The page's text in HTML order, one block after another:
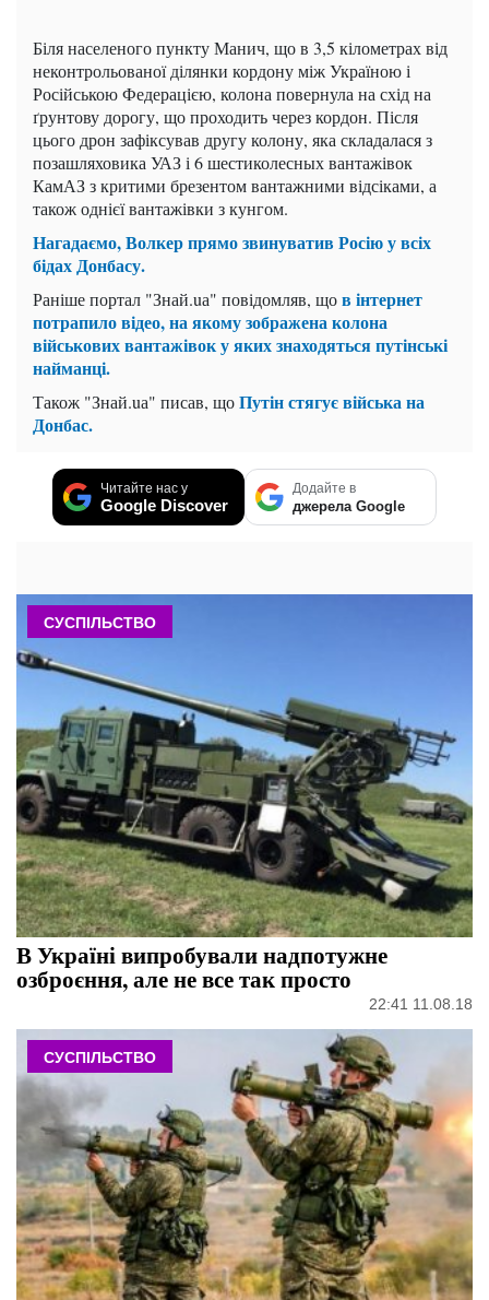
Біля населеного пункту Манич, що в 3,5 кілометрах від
неконтрольованої ділянки кордону між Україною і
Російською Федерацією, колона повернула на схід на
ґрунтову дорогу, що проходить через кордон. Після
цього дрон зафіксував другу колону, яка складалася з
позашляховика УАЗ і 6 шестиколесных вантажівок
КамАЗ з критими брезентом вантажними відсіками, а
також однієї вантажівки з кунгом.
Нагадаємо, Волкер прямо звинуватив Росію у всіх
бідах Донбасу.
Раніше портал "Знай.uа" повідомляв, щов інтернет
потрапило відео, на якому зображена колона
військових вантажівок у яких знаходяться путінські
найманці.
Також "Знай.uа" писав, щоПутін стягує війська на
Донбас.
Читайте нас у
Google Discover
Додайте в
джерела Google
СУСПІЛЬСТВО
В Україні випробували надпотужне
озброєння, але не все так просто
22:41 11.08.18
СУСПІЛЬСТВО